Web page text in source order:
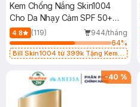
Kem Chống Nắng Skin1004
Cho Da Nhạy Cảm SPF 50+
50ml
4.8 (119)
944/tháng
64%
Bill Skin1004 từ 399k Tặng Kem
SPF 50+ 20ml (SL Có Hạn)
-40 %